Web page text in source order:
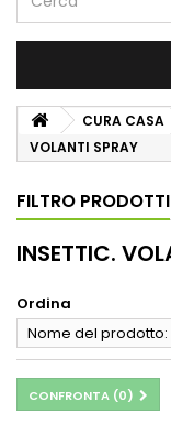
CURA CASA
VOLANTI SPRAY
FILTRO PRODOTTI
INSETTIC.
Ordina
Nome del prodotto:
CONFRONTA (0)